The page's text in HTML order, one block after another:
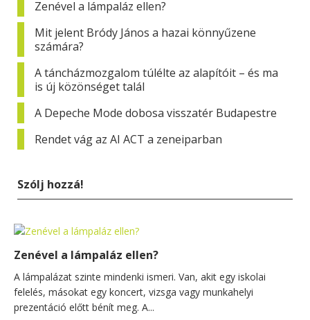
Zenével a lámpaláz ellen?
Mit jelent Bródy János a hazai könnyűzene
számára?
A táncházmozgalom túlélte az alapítóit – és ma
is új közönséget talál
A Depeche Mode dobosa visszatér Budapestre
Rendet vág az AI ACT a zeneiparban
Szólj hozzá!
Zenével a lámpaláz ellen?
A lámpalázat szinte mindenki ismeri. Van, akit egy iskolai
felelés, másokat egy koncert, vizsga vagy munkahelyi
prezentáció előtt bénít meg. A...